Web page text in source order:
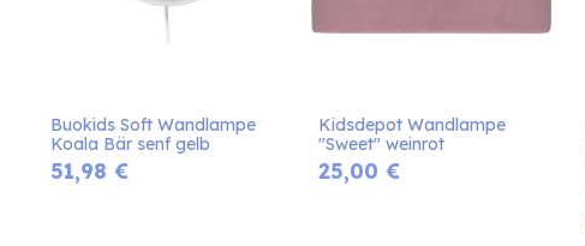
Buokids Soft Wandlampe
Koala Bär senf gelb
51,98 €
Kidsdepot Wandlampe
"Sweet" weinrot
25,00 €